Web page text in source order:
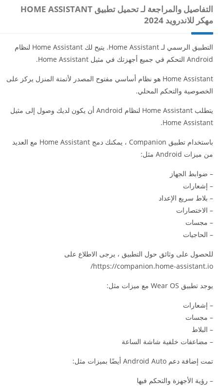
التفاصيل والمراجعة لـ تحميل تطبيق HOME ASSISTANT
مهكر للاندرويد 2024
التطبيق الرسمي لـ Home Assistant. يتيح لك Home Assistant لنظام
Android التحكم في جميع أجهزتك في مثيل Home Assistant.
Home Assistant هو نظام أساسي مفتوح المصدر لأتمتة المنزل يركز على
الخصوصية والتحكم المحلي.
يتطلب Home Assistant لنظام Android أن يكون لديك وصول إلى مثيل
Home Assistant.
باستخدام تطبيق Companion ، يمكنك دمج Home Assistant مع العديد
من ميزات Android مثل:
– ضوابط الجهاز
– إشعارات
– بلاط سريع الإعداد
– الاختصارات
– مجسات
– الحاجيات
للحصول على وثائق حول التطبيق ، يرجى الاطلاع على
https://companion.home-assistant.io/
يوجد تطبيق Wear OS مع ميزات مثل:
– إشعارات
– مجسات
– البلاط
– مضاعفات خلفية شاشة الساعة
تمت إضافة دعم Android Auto أيضًا بميزات مثل:
– رؤية الأجهزة والتحكم فيها